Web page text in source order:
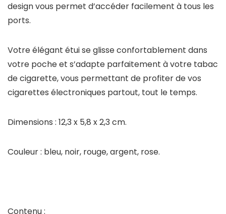
design vous permet d’accéder facilement à tous les
ports.
Votre élégant étui se glisse confortablement dans
votre poche et s’adapte parfaitement à votre tabac
de cigarette, vous permettant de profiter de vos
cigarettes électroniques partout, tout le temps.
Dimensions : 12,3 x 5,8 x 2,3 cm.
Couleur : bleu, noir, rouge, argent, rose.
Contenu :